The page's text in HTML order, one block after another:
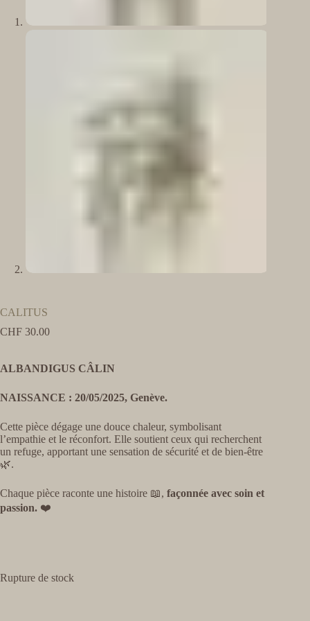
CALITUS
CHF 30.00
ALBANDIGUS CÂLIN
NAISSANCE : 20/05/2025, Genève.
Cette pièce dégage une douce chaleur, symbolisant
l’empathie et le réconfort. Elle soutient ceux qui recherchent
un refuge, apportant une sensation de sécurité et de bien-être
🌿.
Chaque pièce raconte une histoire 📖, façonnée avec soin et
passion. ❤️
Rupture de stock